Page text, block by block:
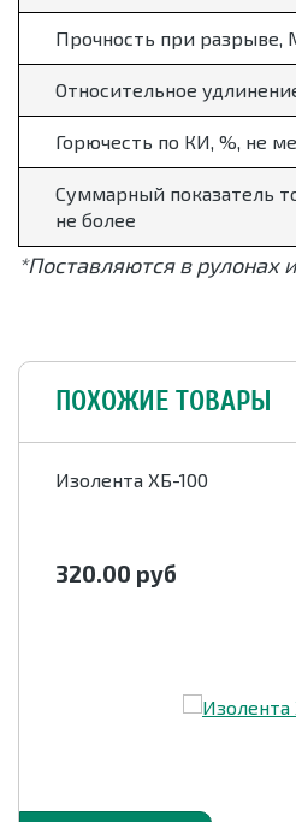
Прочность при разрыве,
Относительное
Горючесть по КИ, %, не
Суммарный показатель
не более
*Поставляются в рулонах
ПОХОЖИЕ ТОВАРЫ
Изолента ХБ-100
320.00 руб